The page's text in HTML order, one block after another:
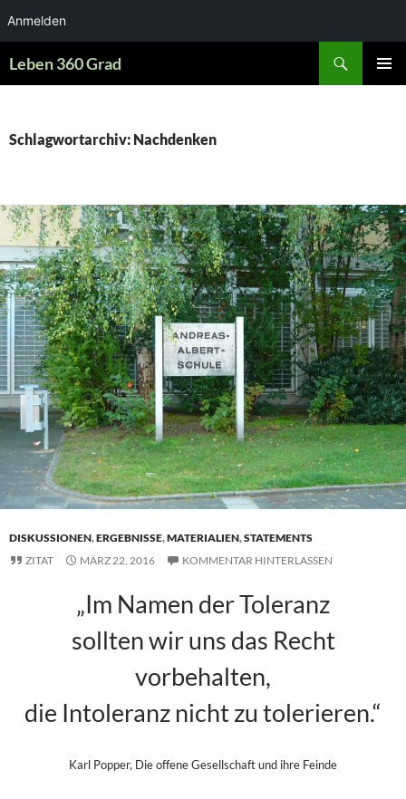
Anmelden
Inhalt
Leben 360 Grad
Schlagwortarchiv: Nachdenken
DISKUSSIONEN,ERGEBNISSE,MATERIALIEN,STATEMENTS
ZITAT
MÄRZ 22, 2016 KOMMENTAR HINTERLASSEN
„Im Namen der Toleranz
sollten wir uns das Recht
vorbehalten,
die Intoleranz nicht zu tolerieren.“
Karl Popper, Die offene Gesellschaft und ihre Feinde